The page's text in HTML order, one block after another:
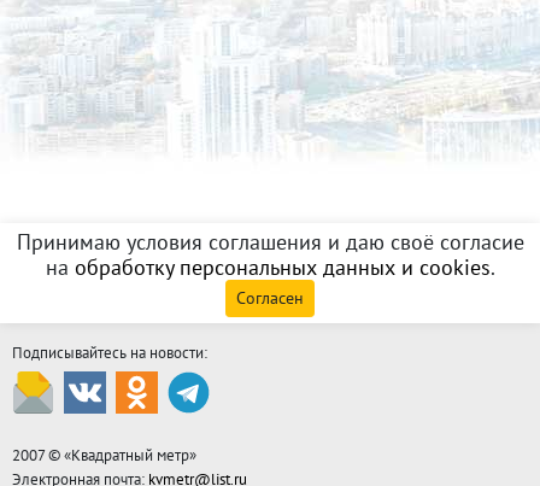
Принимаю условия соглашения и даю своё согласие
на обработку персональных данных и cookies.
Согласен
Подписывайтесь на новости:
2007 © «Квадратный метр»
Электронная почта: kvmetr@list.ru